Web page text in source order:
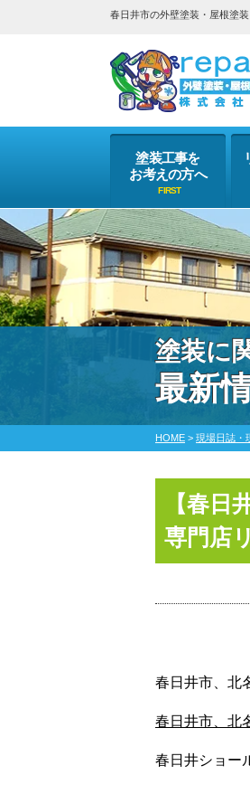
春日井市の外壁塗装・屋根塗
塗装工事を
お考えの方へ
塗装に
最新
HOME > 現場日誌・
【春日
専門店
春日井市、北
春日井市、北
春日井ショー